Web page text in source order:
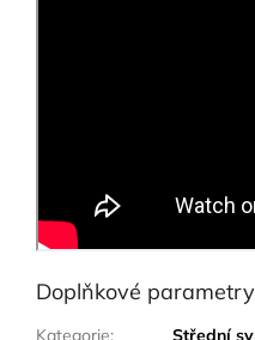
Doplňkové parametry
Kategorie:
Střední